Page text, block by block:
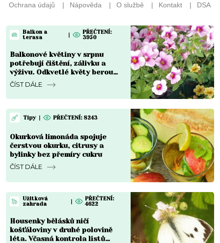
Balkon a
terasa
|
PŘEČTENÍ:
3950
Balkonové květiny v srpnu
potřebují čištění, zálivku a
výživu. Odkvetlé květy berou
rostlinám sílu
ČÍST DÁLE
Tipy | PŘEČTENÍ: 8243
Okurková limonáda spojuje
čerstvou okurku, citrusy a
bylinky bez přemíry cukru
ČÍST DÁLE
Užitková
zahrada
|
PŘEČTENÍ:
4622
Housenky bělásků ničí
košťáloviny v druhé polovině
léta. Včasná kontrola listů